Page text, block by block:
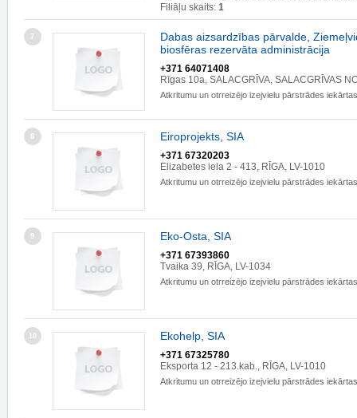
Filiāļu skaits: 1
7
Dabas aizsardzības pārvalde,
biosfēras rezervāta administrācija
+371 64071408
Rīgas 10a, SALACGRĪVA, SALACGRĪVAS
Atkritumu un otrreizējo izejvielu pārstrādes iekārtas
8 Eiroprojekts, SIA
+371 67320203
Elizabetes iela 2 - 413, RĪGA, LV-1010
Atkritumu un otrreizējo izejvielu pārstrādes iekārtas
9 Eko-Osta, SIA
+371 67393860
Tvaika 39, RĪGA, LV-1034
Atkritumu un otrreizējo izejvielu pārstrādes iekārtas
10 Ekohelp, SIA
+371 67325780
Eksporta 12 - 213.kab., RĪGA, LV-1010
Atkritumu un otrreizējo izejvielu pārstrādes iekārtas